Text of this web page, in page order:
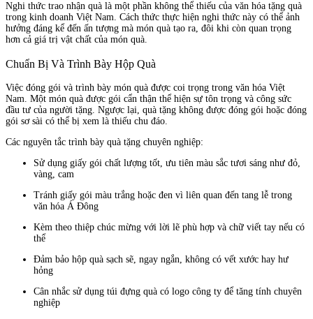
Nghi thức trao nhận quà là một phần không thể thiếu của văn hóa tặng quà
trong kinh doanh Việt Nam. Cách thức thực hiện nghi thức này có thể ảnh
hưởng đáng kể đến ấn tượng mà món quà tạo ra, đôi khi còn quan trọng
hơn cả giá trị vật chất của món quà.
Chuẩn Bị Và Trình Bày Hộp Quà
Việc đóng gói và trình bày món quà được coi trọng trong văn hóa Việt
Nam. Một món quà được gói cẩn thận thể hiện sự tôn trọng và công sức
đầu tư của người tặng. Ngược lại, quà tặng không được đóng gói hoặc đóng
gói sơ sài có thể bị xem là thiếu chu đáo.
Các nguyên tắc trình bày quà tặng chuyên nghiệp:
Sử dụng giấy gói chất lượng tốt, ưu tiên màu sắc tươi sáng như đỏ,
vàng, cam
Tránh giấy gói màu trắng hoặc đen vì liên quan đến tang lễ trong
văn hóa Á Đông
Kèm theo thiệp chúc mừng với lời lẽ phù hợp và chữ viết tay nếu có
thể
Đảm bảo hộp quà sạch sẽ, ngay ngắn, không có vết xước hay hư
hỏng
Cân nhắc sử dụng túi đựng quà có logo công ty để tăng tính chuyên
nghiệp